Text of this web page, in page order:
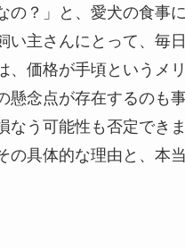
の？」と、愛犬の食
い主さんにとって、毎
、価格が手頃というメ
懸念点が存在するのも
なう可能性も否定でき
の具体的な理由と、本